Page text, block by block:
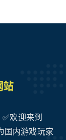
欢迎来到
国内游戏玩家